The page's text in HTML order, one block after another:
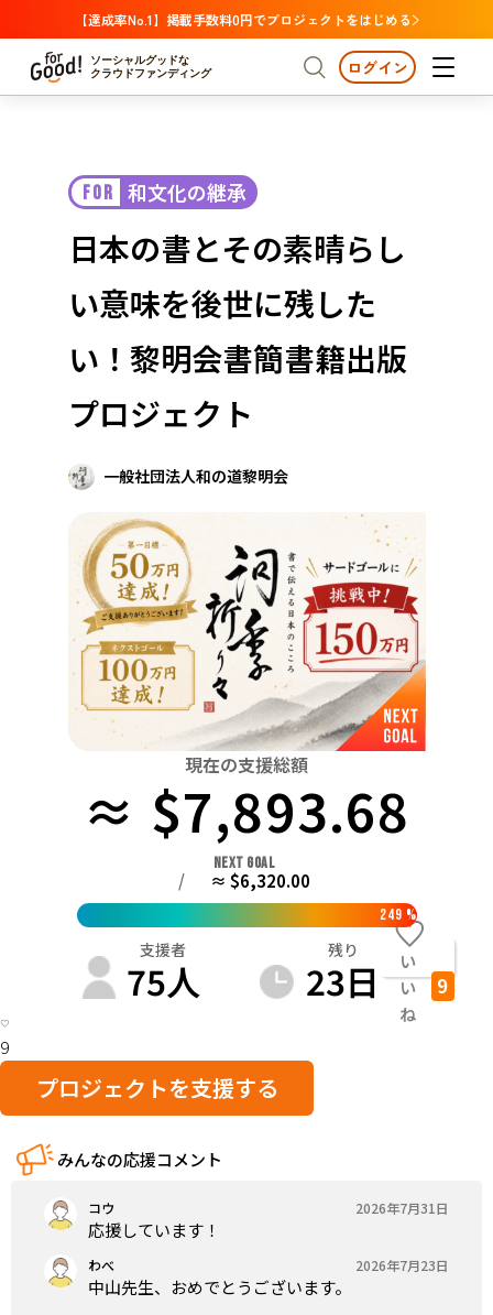
【達成率No.1】掲載手数料0円でプロジェクトをはじめる
ソーシャルグッドな
クラウドファンディング
プロジェクトからさがす
カテゴリーからさがす 国際協力
医療・福祉
人権・マイノリティ
近畿
四国
九州・沖縄
注目 新着
支援金額が多い
支援人数が多い
終了日が近い
カテゴリーからさがす
国際協力 医療・福祉
子ども・教育
環境・エシカル
人権・マイノリティ
社会貢献
地域からさがす
北海道 青森 岩手 宮城
栃木 群馬 埼玉 東京
富山 石川 福井 山梨 長野
滋賀 京都 大阪 兵庫 奈良
島根 広島 山口
九州・沖縄
ログイン
FOR 和文化の継承
日本の書とその素晴らし
い意味を後世に残した
い！黎明会書簡書籍出版
プロジェクト
一般社団法人和の道黎明会
現在の支援総額
≈ $7,893.68
NEXT GOAL
/ ≈ $6,320.00
249 %
支援者
75人
残り
23日
い
い
ね
9
9
プロジェクトを支援する
みんなの応援コメント
コウ 2026年7月31日
応援しています！
わべ 2026年7月23日
中山先生、おめでとうございます。